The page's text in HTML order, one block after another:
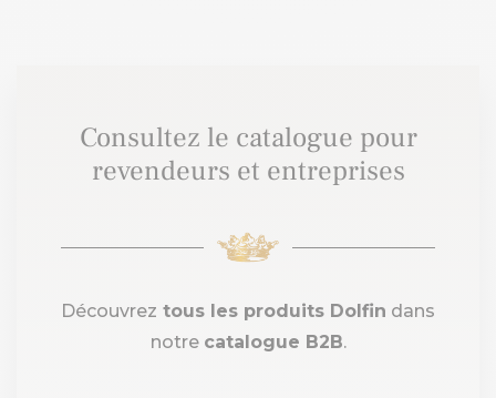
Consultez le catalogue pour
revendeurs et entreprises
Découvrez tous les produits Dolfin dans
notre catalogue B2B.